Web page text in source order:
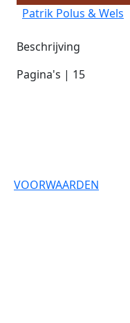
Patrik Polus & Wels
Beschrijving
Pagina's | 15
VOORWAARDEN